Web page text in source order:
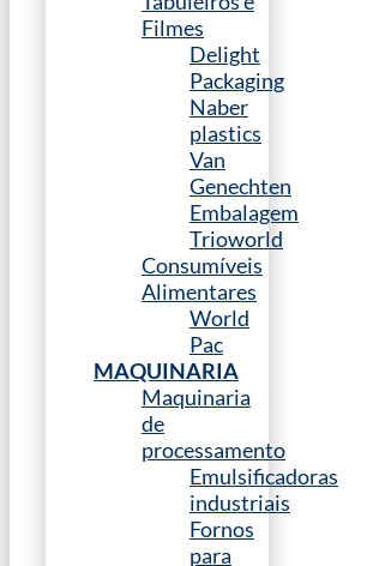
Filmes
Delight
Packaging
Naber
plastics
Van
Genechten
Embalagem
Trioworld
Consumíveis
Alimentares
World
Pac
MAQUINARIA
Maquinaria
de
processamento
Emulsificadoras
industriais
Fornos
para